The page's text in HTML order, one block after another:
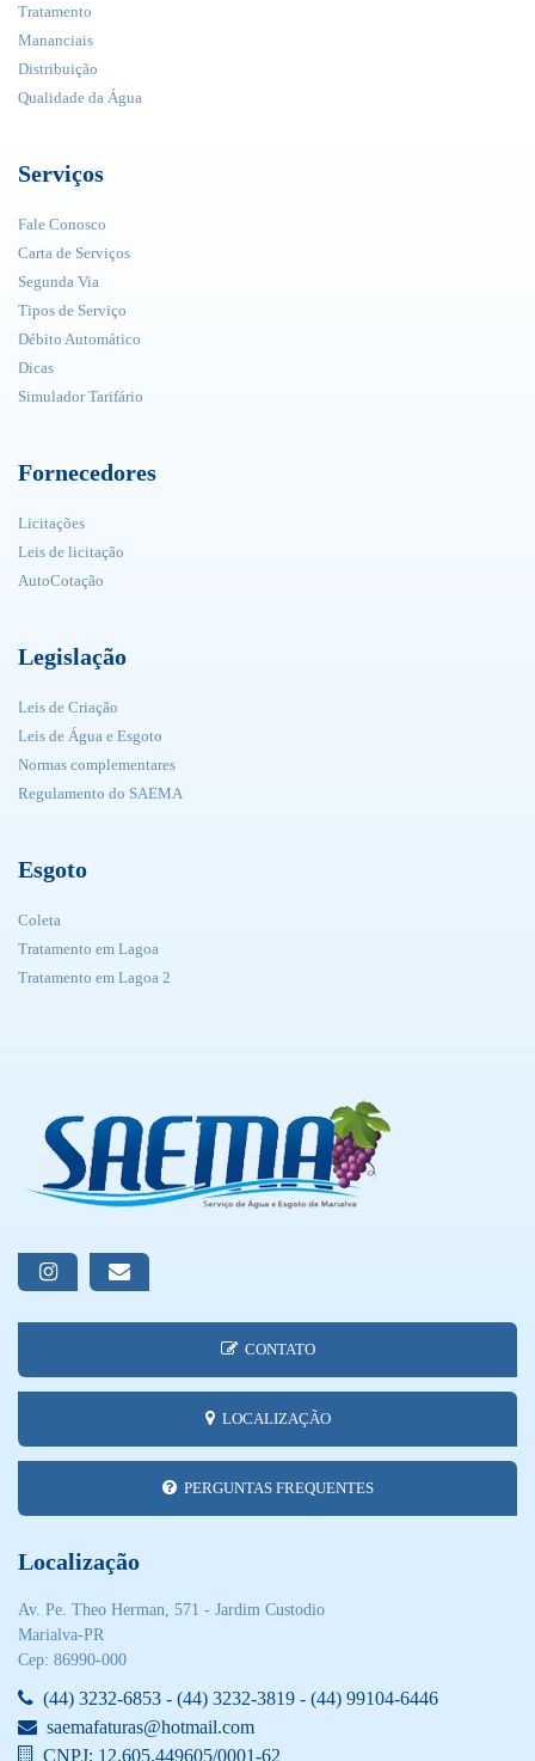
Tratamento
Mananciais
Distribuição
Qualidade da Água
Serviços
Fale Conosco
Carta de Serviços
Segunda Via
Tipos de Serviço
Débito Automático
Dicas
Simulador Tarifário
Fornecedores
Licitações
Leis de licitação
AutoCotação
Legislação
Leis de Criação
Leis de Água e Esgoto
Normas complementares
Regulamento do SAEMA
Esgoto
Coleta
Tratamento em Lagoa
Tratamento em Lagoa 2
CONTATO
LOCALIZAÇÃO
PERGUNTAS FREQUENTES
Localização
Av. Pe. Theo Herman, 571 - Jardim Custodio
Marialva-PR
Cep: 86990-000
(44) 3232-6853 - (44) 3232-3819 - (44) 99104-6446
saemafaturas@hotmail.com
CNPJ: 12.605.449605/0001-62